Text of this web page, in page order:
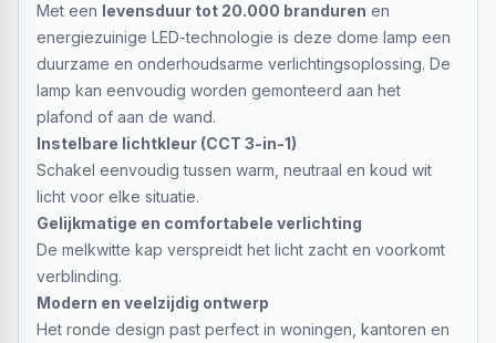
Met een levensduur tot 20.000 branduren en
energiezuinige LED-technologie is deze dome lamp een
duurzame en onderhoudsarme verlichtingsoplossing. De
lamp kan eenvoudig worden gemonteerd aan het
plafond of aan de wand.
Instelbare lichtkleur (CCT 3-in-1)
Schakel eenvoudig tussen warm, neutraal en koud wit
licht voor elke situatie.
Gelijkmatige en comfortabele verlichting
De melkwitte kap verspreidt het licht zacht en voorkomt
verblinding.
Modern en veelzijdig ontwerp
Het ronde design past perfect in woningen, kantoren en